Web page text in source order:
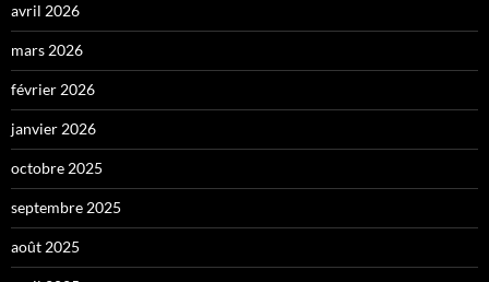
avril 2026
mars 2026
février 2026
janvier 2026
octobre 2025
septembre 2025
août 2025